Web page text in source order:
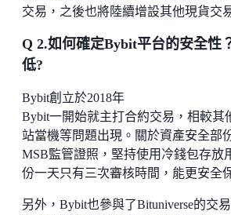
交易，之後也將陸續增設其他現貨交
Q 2.如何確定Bybit平台的安全性
低?
Bybit創立於2018年
Bybit一開始就主打合約交易，相較其
站當機等問題出現。關於資產安全部
MSB監管證照，堅持使用冷錢包存放
份一天只有三次審核時間，能更安全
另外，Bybit也參與了Bituniverse的交